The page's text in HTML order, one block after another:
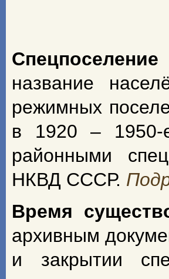
название
режимных
в 1920 – 1950-
районными
НКВД СССР.
Время
архивным
и закрытии